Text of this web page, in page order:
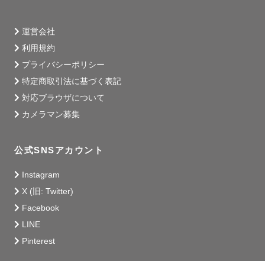
運営会社
利用規約
プライバシーポリシー
特定商取引法に基づく表記
対応ブラウザについて
カメラマン募集
公式SNSアカウント
Instagram
X (旧: Twitter)
Facebook
LINE
Pinterest